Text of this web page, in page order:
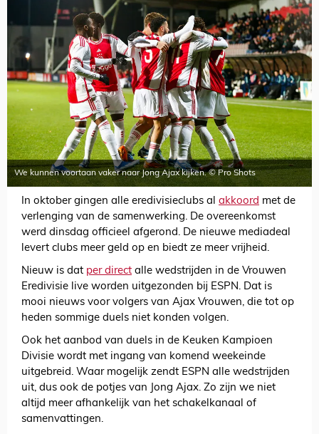
We kunnen voortaan vaker naar Jong Ajax kijken. © Pro Shots
In oktober gingen alle eredivisieclubs al akkoord met de
verlenging van de samenwerking. De overeenkomst
werd dinsdag officieel afgerond. De nieuwe mediadeal
levert clubs meer geld op en biedt ze meer vrijheid.
Nieuw is dat per direct alle wedstrijden in de Vrouwen
Eredivisie live worden uitgezonden bij ESPN. Dat is
mooi nieuws voor volgers van Ajax Vrouwen, die tot op
heden sommige duels niet konden volgen.
Ook het aanbod van duels in de Keuken Kampioen
Divisie wordt met ingang van komend weekeinde
uitgebreid. Waar mogelijk zendt ESPN alle wedstrijden
uit, dus ook de potjes van Jong Ajax. Zo zijn we niet
altijd meer afhankelijk van het schakelkanaal of
samenvattingen.